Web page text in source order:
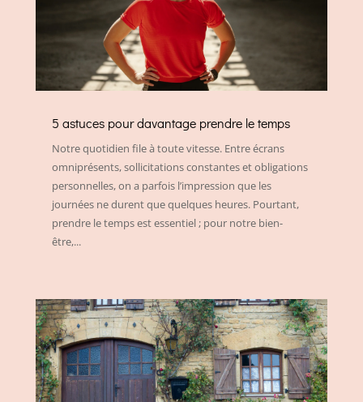
5 astuces pour davantage prendre le temps
Notre quotidien file à toute vitesse. Entre écrans
omniprésents, sollicitations constantes et obligations
personnelles, on a parfois l’impression que les
journées ne durent que quelques heures. Pourtant,
prendre le temps est essentiel ; pour notre bien-
être,...